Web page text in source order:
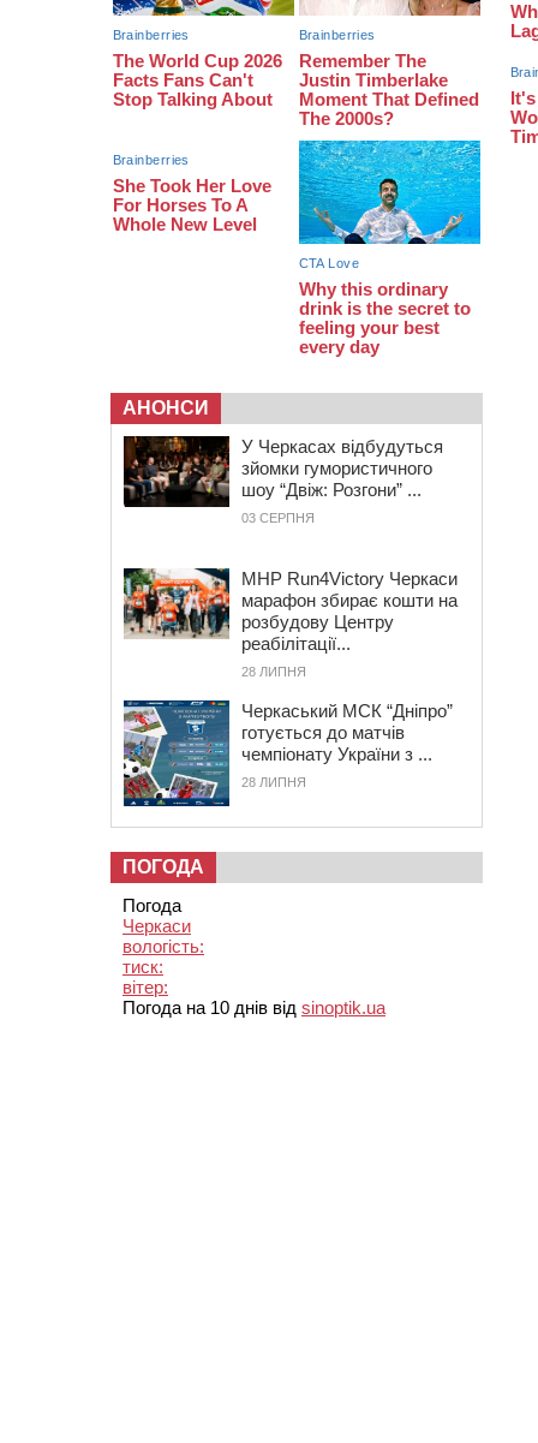
16:40 У Черкасах провели в останню
путь двох загиблих воїнів
16:07 До 1 вересня у Черкасах
оновлюють дорожню розмітку біля
навчальних закладів (ФОТОФАКТ)
АНОНСИ
У Черкасах відбудуться
зйомки гумористичного
шоу “Двіж: Розгони” ...
03 СЕРПНЯ
MHP Run4Victory Черкаси
марафон збирає кошти на
розбудову Центру
реабілітації...
28 ЛИПНЯ
Черкаський МСК “Дніпро”
готується до матчів
чемпіонату України з ...
28 ЛИПНЯ
ПОГОДА
Погода
Черкаси
вологість:
тиск:
вітер:
Погода на 10 днів від sinoptik.ua